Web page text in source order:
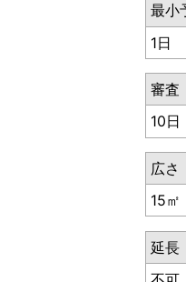
最小
1日
審査
10日
広さ
15㎡
延長